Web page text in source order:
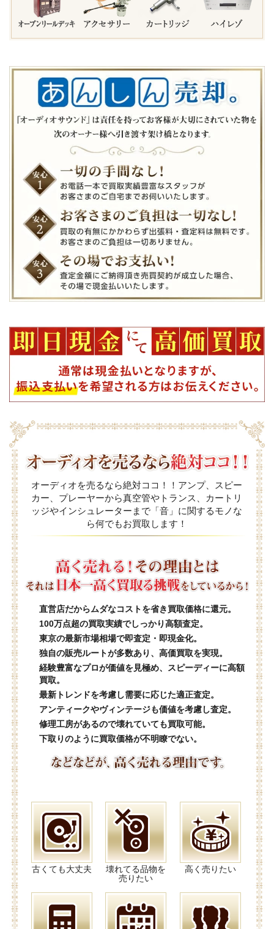
オーディオを売るなら絶対ココ！！アンプ、スピー
カー、プレーヤーから真空管やトランス、カートリ
ッジやインシュレーターまで「音」に関するモノな
ら何でもお買取します！
直営店だからムダなコストを省き買取価格に還元。
100万点超の買取実績でしっかり高額査定。
東京の最新市場相場で即査定・即現金化。
独自の販売ルートが多数あり、高価買取を実現。
経験豊富なプロが価値を見極め、スピーディーに高額
買取。
最新トレンドを考慮し需要に応じた適正査定。
アンティークやヴィンテージも価値を考慮し査定。
修理工房があるので壊れていても買取可能。
下取りのように買取価格が不明瞭でない。
古くても大丈夫
壊れてる品物を
売りたい
高く売りたい